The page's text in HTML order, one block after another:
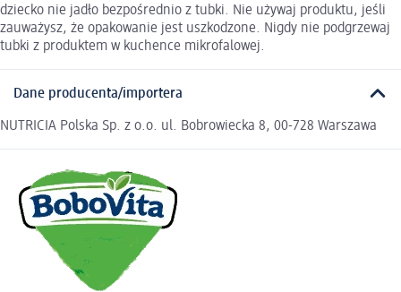
dziecko nie jadło bezpośrednio z tubki. Nie używaj produktu, jeśli
zauważysz, że opakowanie jest uszkodzone. Nigdy nie podgrzewaj
tubki z produktem w kuchence mikrofalowej.
Dane producenta/importera
NUTRICIA Polska Sp. z o.o. ul. Bobrowiecka 8, 00-728 Warszawa